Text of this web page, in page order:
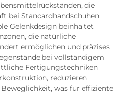
die
bei Standardhandschuhen
Gelenkdesign beinhaltet
die natürliche
ermöglichen und präzises
bei vollständigem
Fertigungstechniken
reduzieren
was für effiziente